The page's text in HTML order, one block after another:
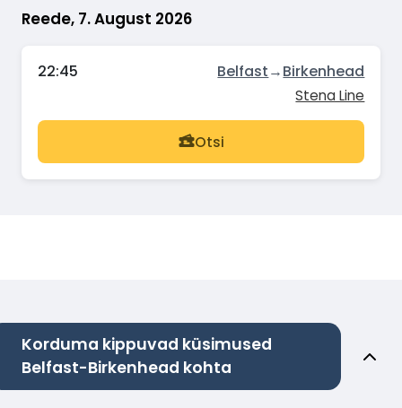
Reede, 7. August 2026
22:45 Belfast→Birkenhead
Stena Line
Otsi
Korduma kippuvad küsimused
Belfast-Birkenhead kohta